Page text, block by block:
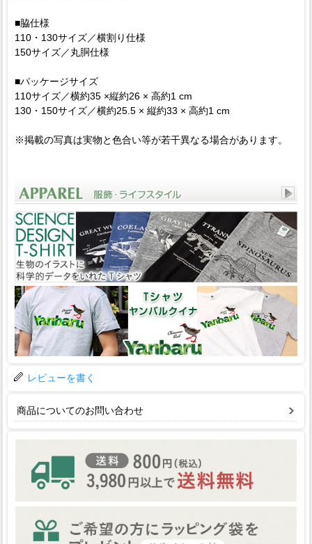
■脇仕様
110・130サイズ／横割り仕様
150サイズ／丸胴仕様
■パッケージサイズ
110サイズ／横約35 ×縦約26 × 高約1 cm
130・150サイズ／横約25.5 × 縦約33 × 高約1 cm
※掲載の写真は実物と色合い等が若干異なる場合があります。
レビューを書く
商品についてのお問い合わせ